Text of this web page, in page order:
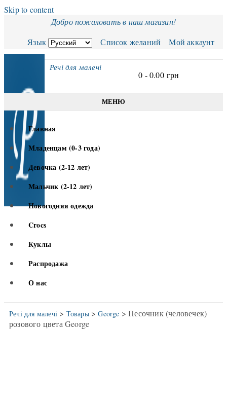
Skip to content
Добро пожаловать в наш магазин!
Язык
Список желаний Мой аккаунт
Речі для малечі
0 -0.00 грн
МЕНЮ
Главная
Младенцам (0-3 года)
Девочка (2-12 лет)
Мальчик (2-12 лет)
Новогодняя одежда
Crocs
Куклы
Распродажа
О нас
Речі для малечі > Товары>George > Песочник (человечек)
розового цвета George